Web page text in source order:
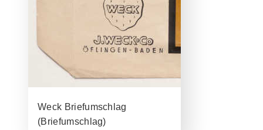
Weck Briefumschlag
(Briefumschlag)